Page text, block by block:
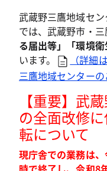
武蔵野三鷹地域セ
では、武蔵野市・
る届出等」「環境衛
います。
（詳細
三鷹地域センター
【重要】武
の全面改修
転について
現庁舎での業務は